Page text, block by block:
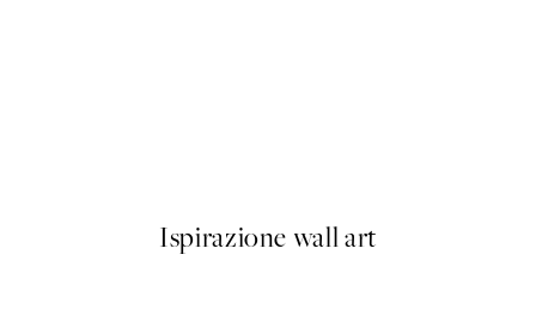
Ispirazione wall art